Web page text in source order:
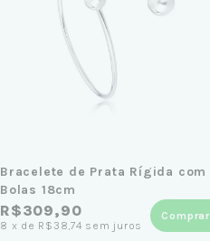
Bracelete de Prata Rígida com
Bolas 18cm
R$309,90
8 x de R$38,74 sem juros
Comprar